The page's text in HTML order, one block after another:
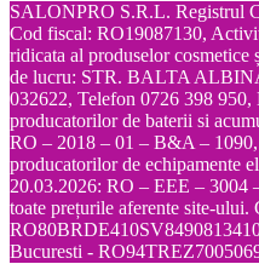
SALONPRO S.R.L. Registrul
Cod fiscal: RO19087130,
ridicata al produselor
de lucru: STR. BALTA
032622, Telefon 0726 398
producatorilor de baterii si
RO – 2018 – 01 – B&A –
producatorilor de echipamente
20.03.2026: RO – EEE – 3004
toate prețurile aferente site-
Bucuresti -